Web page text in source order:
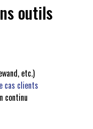
outils
etc.)
cas clients
continu